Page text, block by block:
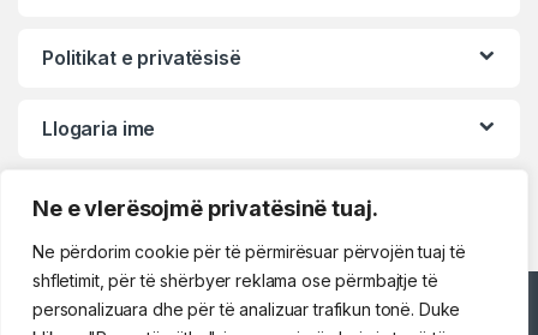
Ne e vlerësojmë privatësinë tuaj.
Ne përdorim cookie për të përmirësuar përvojën tuaj të
shfletimit, për të shërbyer reklama ose përmbajtje të
personalizuara dhe për të analizuar trafikun tonë. Duke
Politikat e privatësisë
Llogaria ime